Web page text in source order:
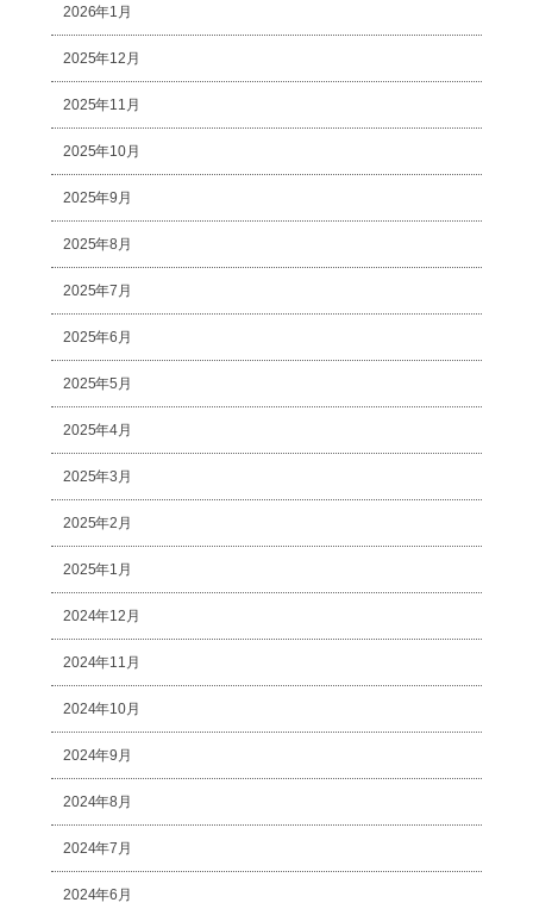
2026年1月
2025年12月
2025年11月
2025年10月
2025年9月
2025年8月
2025年7月
2025年6月
2025年5月
2025年4月
2025年3月
2025年2月
2025年1月
2024年12月
2024年11月
2024年10月
2024年9月
2024年8月
2024年7月
2024年6月